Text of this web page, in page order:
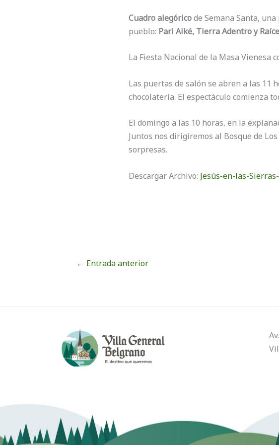
Cuadro alegóricode Semana Santa,
pueblo: Pari Aiké, Tierra Adentro y
La Fiesta Nacional de la Masa Vienesa
Las puertas de salón se abren a las 11
chocolatería. El espectáculo comienza
El domingo a las 10 horas, en la
Juntos nos dirigiremos al Bosque de
sorpresas.
Descargar Archivo: Jesús-en-las-
← Entrada anterior